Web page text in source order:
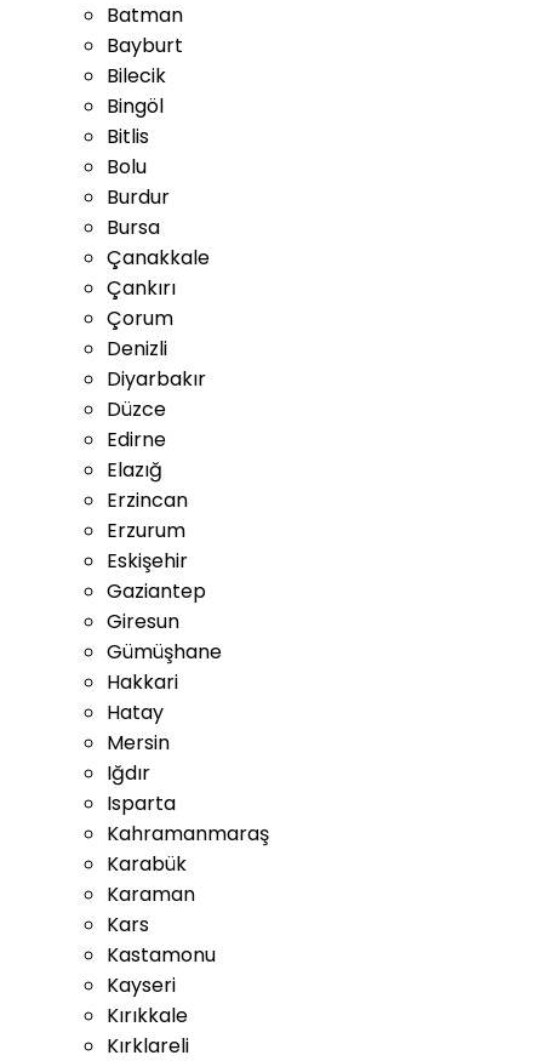
Batman
Bayburt
Bilecik
Bingöl
Bitlis
Bolu
Burdur
Bursa
Çanakkale
Çankırı
Çorum
Denizli
Diyarbakır
Düzce
Edirne
Elazığ
Erzincan
Erzurum
Eskişehir
Gaziantep
Giresun
Gümüşhane
Hakkari
Hatay
Mersin
Iğdır
Isparta
Kahramanmaraş
Karabük
Karaman
Kars
Kastamonu
Kayseri
Kırıkkale
Kırklareli